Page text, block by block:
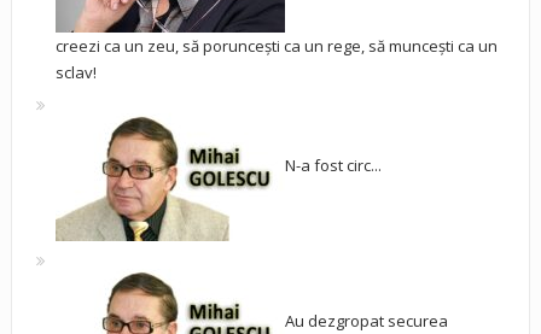
creezi ca un zeu, să poruncești ca un rege, să muncești ca un
sclav!
N-a fost circ...
Au dezgropat securea